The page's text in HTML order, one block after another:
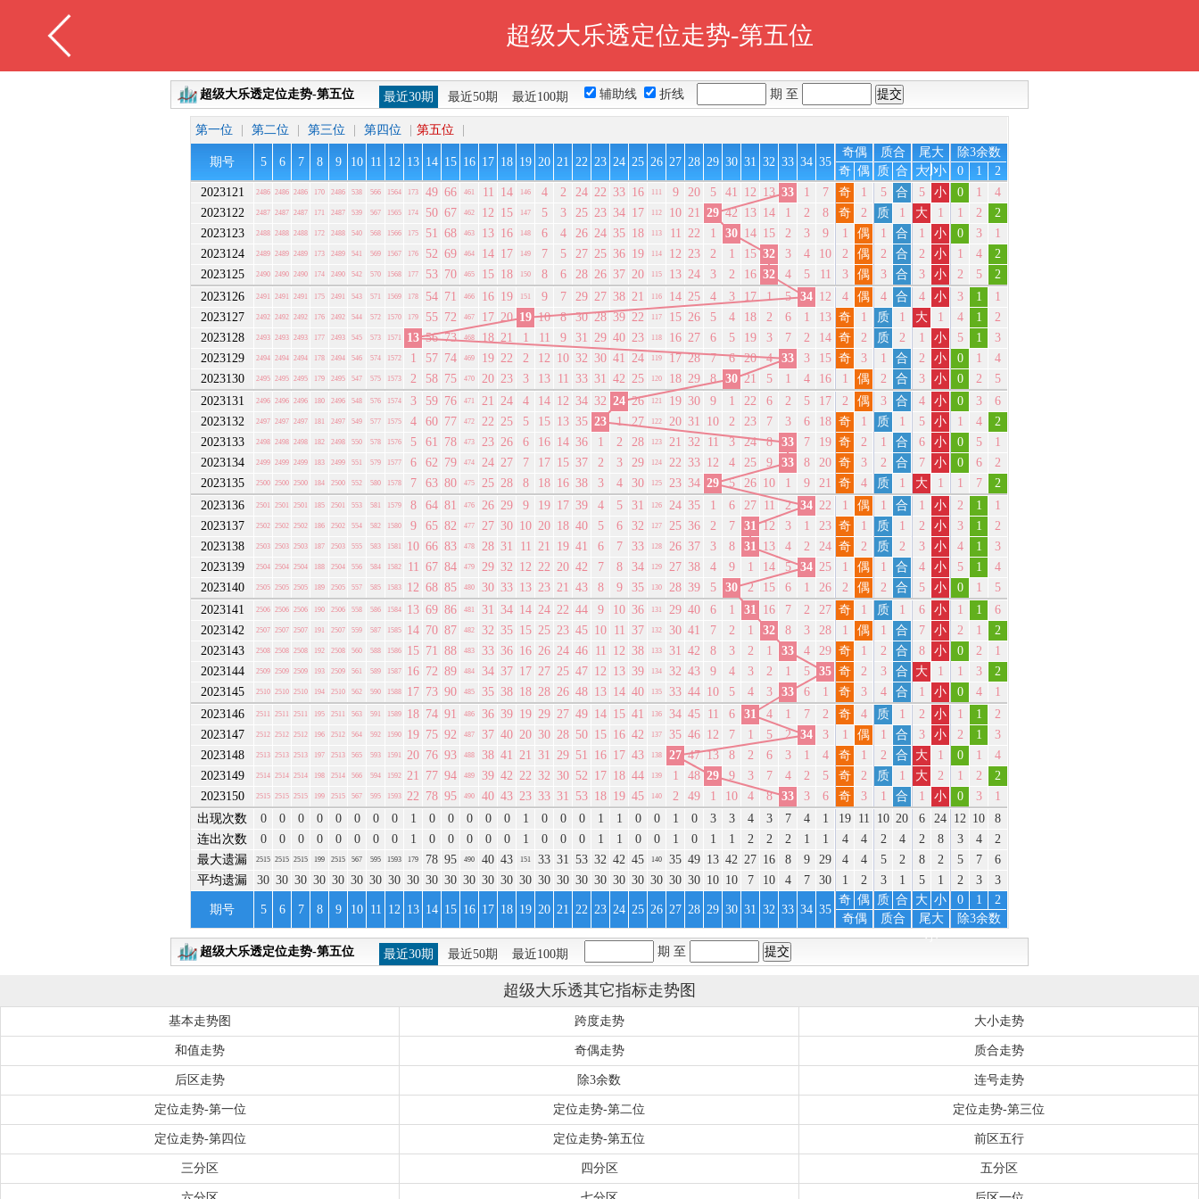
超级大乐透定位走势-第五位
超级大乐透定位走势-第五位 最近30期 最近50期 最近100期 辅助线 折线 期 至
第一位 第二位 第三位 第四位 第五位
期号 5 6 7 8 9 10 11 12 13 14 15 16 17 18 19 20 21 22 23 24 25 26 27 28 29 30 31 32 33 34 35
奇偶
奇 偶
质合
质 合
尾大
小
大 小
除3余数
0
1
2
2023121
2486 2486 2486 170 2486 538 566 1564 173 49 66 461 11 14 146 4 2 24 22 33 16 111 9 20 5 41 12 13 33 1 7 奇 1 5 合 5 小 0 1
4
2023122
2487 2487 2487 171 2487 539 567 1565 174 50 67 462 12 15 147 5 3 25 23 34 17 112 10 21 29 42 13 14 1 2 8 奇 2 质 1 大 1 1 2
2
2023123
2488 2488 2488 172 2488 540 568 1566 175 51 68 463 13 16 148 6 4 26 24 35 18 113 11 22 1 30 14 15 2 3 9 1 偶 1 合 1 小 0 3
1
2023124
2489 2489 2489 173 2489 541 569 1567 176 52 69 464 14 17 149 7 5 27 25 36 19 114 12 23 2 1 15 32 3 4 10 2 偶 2 合 2 小 1 4
2
2023125
2490 2490 2490 174 2490 542 570 1568 177 53 70 465 15 18 150 8 6 28 26 37 20 115 13 24 3 2 16 32 4 5 11 3 偶 3 合 3 小 2 5
2
2023126
2491 2491 2491 175 2491 543 571 1569 178 54 71 466 16 19 151 9 7 29 27 38 21 116 14 25 4 3 17 1 5 34 12 4 偶 4 合 4 小 3 1
1
2023127
2492 2492 2492 176 2492 544 572 1570 179 55 72 467 17 20 19 10 8 30 28 39 22 117 15 26 5 4 18 2 6 1 13 奇 1 质 1 大 1 4 1
2
2023128
2493 2493 2493 177 2493 545 573 1571 13 56 73 468 18 21 1 11 9 31 29 40 23 118 16 27 6 5 19 3 7 2 14 奇 2 质 2 1 小 5 1
3
2023129
2494 2494 2494 178 2494 546 574 1572 1 57 74 469 19 22 2 12 10 32 30 41 24 119 17 28 7 6 20 4 33 3 15 奇 3 1 合 2 小 0 1
4
2023130
2495 2495 2495 179 2495 547 575 1573 2 58 75 470 20 23 3 13 11 33 31 42 25 120 18 29 8 30 21 5 1 4 16 1 偶 2 合 3 小 0 2
5
2023131
2496 2496 2496 180 2496 548 576 1574 3 59 76 471 21 24 4 14 12 34 32 24 26 121 19 30 9 1 22 6 2 5 17 2 偶 3 合 4 小 0 3
6
2023132
2497 2497 2497 181 2497 549 577 1575 4 60 77 472 22 25 5 15 13 35 23 1 27 122 20 31 10 2 23 7 3 6 18 奇 1 质 1 5 小 1 4
2
2023133
2498 2498 2498 182 2498 550 578 1576 5 61 78 473 23 26 6 16 14 36 1 2 28 123 21 32 11 3 24 8 33 7 19 奇 2 1 合 6 小 0 5
1
2023134
2499 2499 2499 183 2499 551 579 1577 6 62 79 474 24 27 7 17 15 37 2 3 29 124 22 33 12 4 25 9 33 8 20 奇 3 2 合 7 小 0 6
2
2023135
2500 2500 2500 184 2500 552 580 1578 7 63 80 475 25 28 8 18 16 38 3 4 30 125 23 34 29 5 26 10 1 9 21 奇 4 质 1 大 1 1 7
2
2023136
2501 2501 2501 185 2501 553 581 1579 8 64 81 476 26 29 9 19 17 39 4 5 31 126 24 35 1 6 27 11 2 34 22 1 偶 1 合 1 小 2 1
1
2023137
2502 2502 2502 186 2502 554 582 1580 9 65 82 477 27 30 10 20 18 40 5 6 32 127 25 36 2 7 31 12 3 1 23 奇 1 质 1 2 小 3 1
2
2023138
2503 2503 2503 187 2503 555 583 1581 10 66 83 478 28 31 11 21 19 41 6 7 33 128 26 37 3 8 31 13 4 2 24 奇 2 质 2 3 小 4 1
3
2023139
2504 2504 2504 188 2504 556 584 1582 11 67 84 479 29 32 12 22 20 42 7 8 34 129 27 38 4 9 1 14 5 34 25 1 偶 1 合 4 小 5 1
4
2023140
2505 2505 2505 189 2505 557 585 1583 12 68 85 480 30 33 13 23 21 43 8 9 35 130 28 39 5 30 2 15 6 1 26 2 偶 2 合 5 小 0 1
5
2023141
2506 2506 2506 190 2506 558 586 1584 13 69 86 481 31 34 14 24 22 44 9 10 36 131 29 40 6 1 31 16 7 2 27 奇 1 质 1 6 小 1 1
6
2023142
2507 2507 2507 191 2507 559 587 1585 14 70 87 482 32 35 15 25 23 45 10 11 37 132 30 41 7 2 1 32 8 3 28 1 偶 1 合 7 小 2 1
2
2023143
2508 2508 2508 192 2508 560 588 1586 15 71 88 483 33 36 16 26 24 46 11 12 38 133 31 42 8 3 2 1 33 4 29 奇 1 2 合 8 小 0 2
1
2023144
2509 2509 2509 193 2509 561 589 1587 16 72 89 484 34 37 17 27 25 47 12 13 39 134 32 43 9 4 3 2 1 5 35 奇 2 3 合 大 1 1 3
2
2023145
2510 2510 2510 194 2510 562 590 1588 17 73 90 485 35 38 18 28 26 48 13 14 40 135 33 44 10 5 4 3 33 6 1 奇 3 4 合 1 小 0 4
1
2023146
2511 2511 2511 195 2511 563 591 1589 18 74 91 486 36 39 19 29 27 49 14 15 41 136 34 45 11 6 31 4 1 7 2 奇 4 质 1 2 小 1 1
2
2023147
2512 2512 2512 196 2512 564 592 1590 19 75 92 487 37 40 20 30 28 50 15 16 42 137 35 46 12 7 1 5 2 34 3 1 偶 1 合 3 小 2 1
3
2023148
2513 2513 2513 197 2513 565 593 1591 20 76 93 488 38 41 21 31 29 51 16 17 43 138 27 47 13 8 2 6 3 1 4 奇 1 2 合 大 1 0 1
4
2023149
2514 2514 2514 198 2514 566 594 1592 21 77 94 489 39 42 22 32 30 52 17 18 44 139 1 48 29 9 3 7 4 2 5 奇 2 质 1 大 2 1 2
2
2023150
2515 2515 2515 199 2515 567 595 1593 22 78 95 490 40 43 23 33 31 53 18 19 45 140 2 49 1 10 4 8 33 3 6 奇 3 1 合 1 小 0 3
1
出现次数
0 0 0 0 0 0 0 0 1 0 0 0 0 0 1 0 0 0 1 1 0 0 1 0 3 3 4 3 7 4 1 19 11 10 20 6 24 12 10
8
连出次数
0 0 0 0 0 0 0 0 1 0 0 0 0 0 1 0 0 0 1 1 0 0 1 0 1 1 2 2 2 1 1 4 4 2 4 2 8 3 4
2
最大遗漏
2515 2515 2515 199 2515 567 595 1593 179 78 95 490 40 43 151 33 31 53 32 42 45 140 35 49 13 42 27 16 8 9 29 4 4 5 2 8 2 5 7
6
平均遗漏
30 30 30 30 30 30 30 30 30 30 30 30 30 30 30 30 30 30 30 30 30 30 30 30 10 10 7 10 4 7 30 1 2 3 1 5 1 2 3 3
期号 5 6 7 8 9 10 11 12 13 14 15 16 17 18 19 20 21 22 23 24 25 26 27 28 29 30 31 32 33 34 35
奇 偶
奇偶
质 合
质合
大 小
尾大
小
0 1
2
除3余数
超级大乐透定位走势-第五位 最近30期 最近50期 最近100期 期 至
超级大乐透其它指标走势图
基本走势图 跨度走势 大小走势
和值走势 奇偶走势 质合走势
后区走势 除3余数 连号走势
定位走势-第一位 定位走势-第二位 定位走势-第三位
定位走势-第四位 定位走势-第五位 前区五行
三分区 四分区 五分区